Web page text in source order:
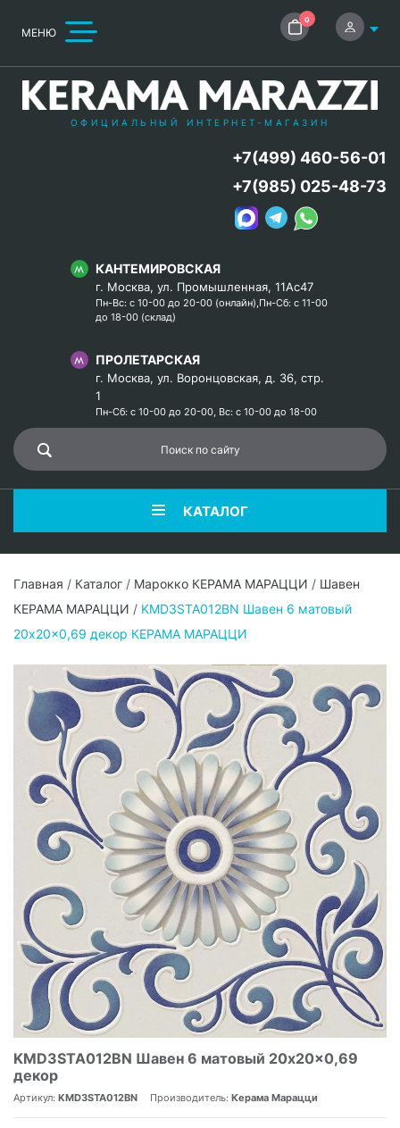
МЕНЮ
0
ОФИЦИАЛЬНЫЙ ИНТЕРНЕТ-МАГАЗИН
КАНТЕМИРОВСКАЯ
г. Москва, ул. Промышленная, 11Ас47
Пн-Вс: с 10-00 до 20-00 (онлайн),Пн-Сб: с 11-00
до 18-00 (склад)
ПРОЛЕТАРСКАЯ
г. Москва, ул. Воронцовская, д. 36, стр.
1
Пн-Сб: с 10-00 до 20-00, Вс: с 10-00 до 18-00
+7(499) 460-56-01
+7(985) 025-48-73
КАТАЛОГ
Главная / Каталог / Марокко КЕРАМА МАРАЦЦИ / Шавен
КЕРАМА МАРАЦЦИ / KMD3STA012BN Шавен 6 матовый
20x20x0,69 декор КЕРАМА МАРАЦЦИ
KMD3STA012BN Шавен 6 матовый 20x20x0,69
декор
Артикул: KMD3STA012BN Производитель: Керама Марацци